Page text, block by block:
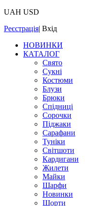
UAH USD
Реєстрація| Вхід
НОВИНКИ
КАТАЛОГ
Свято
Сукні
Костюми
Блузи
Брюки
Спідниці
Сорочки
Піджаки
Сарафани
Туніки
Світшоти
Кардигани
Жилети
Майки
Шарфи
Новинки
Шорти